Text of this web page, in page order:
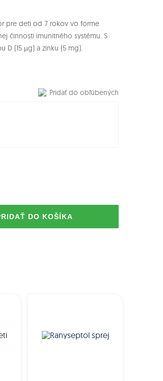
pre deti od 7 rokov vo forme
činnosti imunitného systému. S
D (15 µg) a zinku (5 mg).
Pridať do obľúbených
DO KOŠÍKA